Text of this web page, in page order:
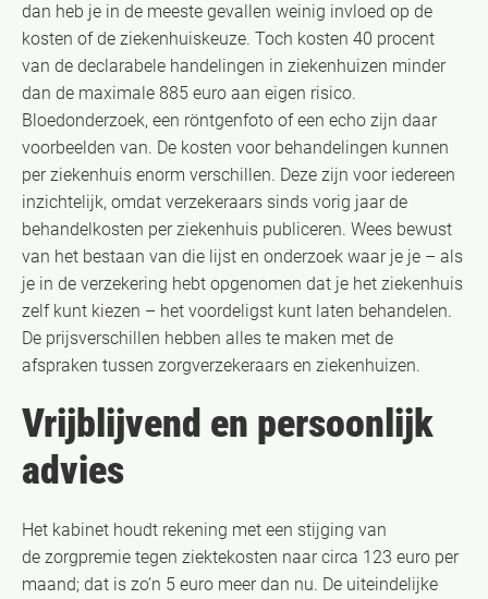
dan heb je in de meeste gevallen weinig invloed op de
kosten of de ziekenhuiskeuze. Toch kosten 40 procent
van de declarabele handelingen in ziekenhuizen minder
dan de maximale 885 euro aan eigen risico.
Bloedonderzoek, een röntgenfoto of een echo zijn daar
voorbeelden van. De kosten voor behandelingen kunnen
per ziekenhuis enorm verschillen. Deze zijn voor iedereen
inzichtelijk, omdat verzekeraars sinds vorig jaar de
behandelkosten per ziekenhuis publiceren. Wees bewust
van het bestaan van die lijst en onderzoek waar je je – als
je in de verzekering hebt opgenomen dat je het ziekenhuis
zelf kunt kiezen – het voordeligst kunt laten behandelen.
De prijsverschillen hebben alles te maken met de
afspraken tussen zorgverzekeraars en ziekenhuizen.
Vrijblijvend en persoonlijk
advies
Het kabinet houdt rekening met een stijging van
de zorgpremie tegen ziektekosten naar circa 123 euro per
maand; dat is zo’n 5 euro meer dan nu. De uiteindelijke